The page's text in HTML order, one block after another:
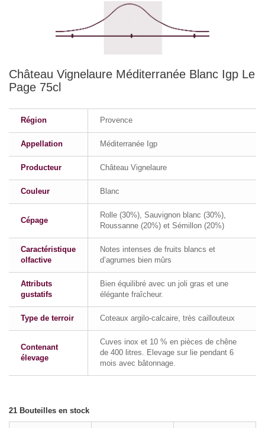
Château Vignelaure Méditerranée Blanc Igp Le
Page 75cl
Région Provence
Appellation Méditerranée Igp
Producteur Château Vignelaure
Couleur Blanc
Cépage
Rolle (30%), Sauvignon blanc (30%),
Roussanne (20%) et Sémillon (20%)
Caractéristique
olfactive
Notes intenses de fruits blancs et
d’agrumes bien mûrs
Attributs
gustatifs
Bien équilibré avec un joli gras et une
élégante fraîcheur.
Type de terroir Coteaux argilo-calcaire, très caillouteux
Contenant
élevage
Cuves inox et 10 % en pièces de chêne
de 400 litres. Elevage sur lie pendant 6
mois avec bâtonnage.
21 Bouteilles en stock